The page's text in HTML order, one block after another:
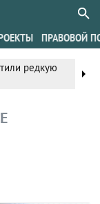
ПРАВОВОЙ
редкую
arrow_right